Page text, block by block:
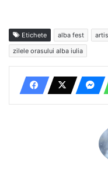
Etichete alba fest
zilele orasului alba iulia